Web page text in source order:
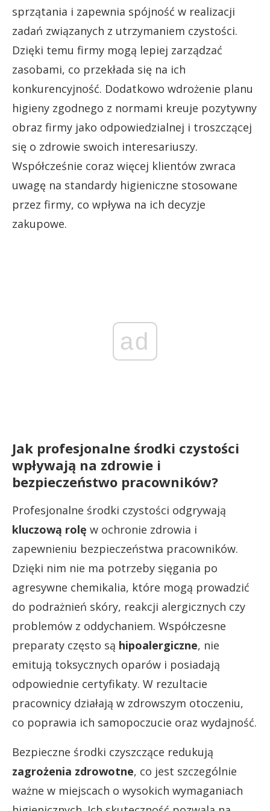
sprzątania i zapewnia spójność w realizacji
zadań związanych z utrzymaniem czystości.
Dzięki temu firmy mogą lepiej zarządzać
zasobami, co przekłada się na ich
konkurencyjność. Dodatkowo wdrożenie planu
higieny zgodnego z normami kreuje pozytywny
obraz firmy jako odpowiedzialnej i troszczącej
się o zdrowie swoich interesariuszy.
Współcześnie coraz więcej klientów zwraca
uwagę na standardy higieniczne stosowane
przez firmy, co wpływa na ich decyzje
zakupowe.
ad
Jak profesjonalne środki czystości
wpływają na zdrowie i
bezpieczeństwo pracowników?
Profesjonalne środki czystości odgrywają
kluczową rolę w ochronie zdrowia i
zapewnieniu bezpieczeństwa pracowników.
Dzięki nim nie ma potrzeby sięgania po
agresywne chemikalia, które mogą prowadzić
do podrażnień skóry, reakcji alergicznych czy
problemów z oddychaniem. Współczesne
preparaty często są hipoalergiczne, nie
emitują toksycznych oparów i posiadają
odpowiednie certyfikaty. W rezultacie
pracownicy działają w zdrowszym otoczeniu,
co poprawia ich samopoczucie oraz wydajność.
Bezpieczne środki czyszczące redukują
zagrożenia zdrowotne, co jest szczególnie
ważne w miejscach o wysokich wymaganiach